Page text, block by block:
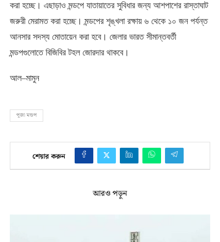
করা হচ্ছে। এছাড়াও মন্ডপে যাতায়াতের সুবিধার জন্য আশপাশের রাস্তাঘাট
জরুরী মেরামত করা হচ্ছে। মন্ডপের শৃঙ্খলা রক্ষায় ৬ থেকে ১০ জন পর্যন্ত
আনসার সদস্য মোতায়েন করা হবে। জেলার ভারত সীমান্তবর্তী
মন্ডপগুলোতে বিজিবির টহল জোরদার থাকবে।
আল–মামুন
পূজা মন্ডপ
শেয়ার করুন
আরও পড়ুন